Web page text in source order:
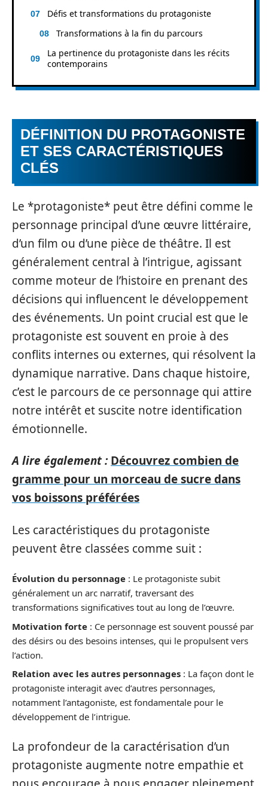
Défis et transformations du protagoniste
Transformations à la fin du parcours
La pertinence du protagoniste dans les récits
contemporains
DÉFINITION DU PROTAGONISTE
ET SES CARACTÉRISTIQUES
CLÉS
Le *protagoniste* peut être défini comme le
personnage principal d’une œuvre littéraire,
d’un film ou d’une pièce de théâtre. Il est
généralement central à l’intrigue, agissant
comme moteur de l’histoire en prenant des
décisions qui influencent le développement
des événements. Un point crucial est que le
protagoniste est souvent en proie à des
conflits internes ou externes, qui résolvent la
dynamique narrative. Dans chaque histoire,
c’est le parcours de ce personnage qui attire
notre intérêt et suscite notre identification
émotionnelle.
A lire également : Découvrez combien de
gramme pour un morceau de sucre dans
vos boissons préférées
Les caractéristiques du protagoniste
peuvent être classées comme suit :
Évolution du personnage : Le protagoniste subit
généralement un arc narratif, traversant des
transformations significatives tout au long de l’œuvre.
Motivation forte : Ce personnage est souvent poussé par
des désirs ou des besoins intenses, qui le propulsent vers
l’action.
Relation avec les autres personnages : La façon dont le
protagoniste interagit avec d’autres personnages,
notamment l’antagoniste, est fondamentale pour le
développement de l’intrigue.
La profondeur de la caractérisation d’un
protagoniste augmente notre empathie et